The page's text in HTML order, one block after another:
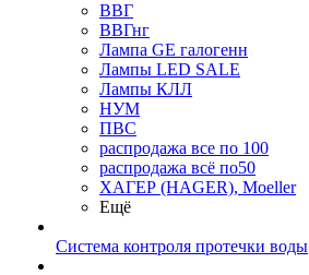
ВВГ
ВВГнг
Лампа GE галогенн
Лампы LED SALE
Лампы КЛЛ
НУМ
ПВС
распродажа все по 100
распродажа всё по50
ХАГЕР (HAGER), Moeller
Ещё
Система контроля протечки воды